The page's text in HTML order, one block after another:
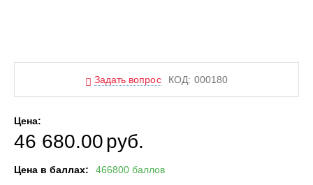
Задать вопрос КОД: 000180
Цена:
46 680.00руб.
Цена в баллах: 466800 баллов